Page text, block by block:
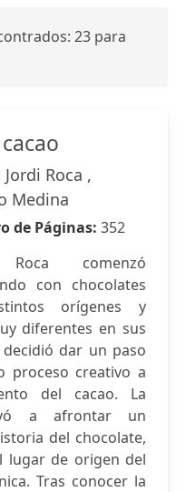
23 para
Jordi Roca ,
Medina
de Páginas: 352
comenzó
con chocolates
orígenes y
diferentes en sus
dar un paso
proceso creativo a
del cacao. La
a afrontar un
del chocolate,
lugar de origen del
Tras conocer la